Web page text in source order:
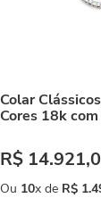
Colar
Cores 18k
R$ 14.921,
Ou 10x de R$ 1.